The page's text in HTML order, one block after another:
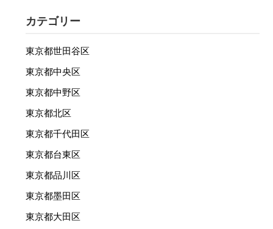
カテゴリー
東京都世田谷区
東京都中央区
東京都中野区
東京都北区
東京都千代田区
東京都台東区
東京都品川区
東京都墨田区
東京都大田区